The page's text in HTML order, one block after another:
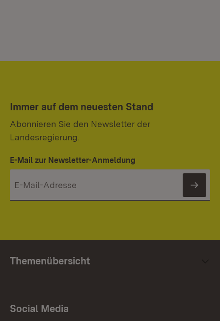
Immer auf dem neuesten Stand
Abonnieren Sie den Newsletter der
Landesregierung.
E-Mail zur Newsletter-Anmeldung
Themenübersicht
Social Media